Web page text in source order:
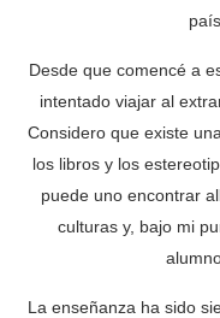
Desde que comencé a
intentado viajar al
Considero que existe
los libros y los
puede uno encontrar
culturas y, bajo mi
La enseñanza ha sido